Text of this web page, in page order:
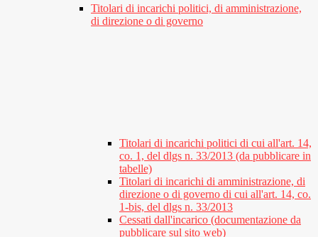
Titolari di incarichi politici, di amministrazione,
di direzione o di governo
Titolari di incarichi politici di cui all'art. 14,
co. 1, del dlgs n. 33/2013 (da pubblicare in
tabelle)
Titolari di incarichi di amministrazione, di
direzione o di governo di cui all'art. 14, co.
1-bis, del dlgs n. 33/2013
Cessati dall'incarico (documentazione da
pubblicare sul sito web)